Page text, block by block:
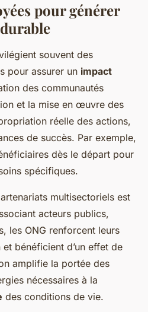
pour générer
souvent des
pour assurer un impact
des communautés
et la mise en œuvre des
réelle des actions,
de succès. Par exemple,
dès le départ pour
spécifiques.
multisectoriels est
acteurs publics,
les ONG renforcent leurs
bénéficient d’un effet de
amplifie la portée des
nécessaires à la
des conditions de vie.